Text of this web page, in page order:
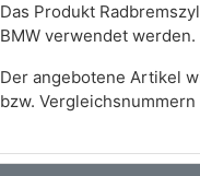
Das Produkt
BMW verwendet werden.
Der angebotene Artikel
bzw.